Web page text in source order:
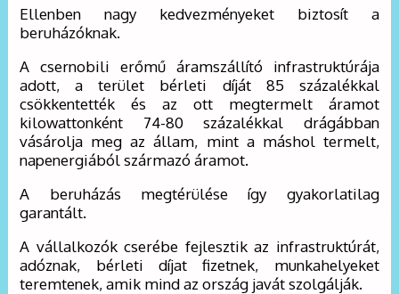
Ellenben nagy kedvezményeket biztosít a
beruházóknak.
A csernobili erőmű áramszállító infrastruktúrája
adott, a terület bérleti díját 85 százalékkal
csökkentették és az ott megtermelt áramot
kilowattonként 74-80 százalékkal drágábban
vásárolja meg az állam, mint a máshol termelt,
napenergiából származó áramot.
A beruházás megtérülése így gyakorlatilag
garantált.
A vállalkozók cserébe fejlesztik az infrastruktúrát,
adóznak, bérleti díjat fizetnek, munkahelyeket
teremtenek, amik mind az ország javát szolgálják.